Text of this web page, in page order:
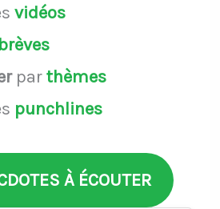
vidéos
brèves
parthèmes
punchlines
À ÉCOUTER